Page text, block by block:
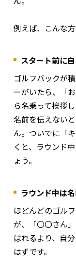
例えば、こんな方
スタート前に
ゴルフバックが
ーがいたら、「
ら名乗って挨拶
名前を伝えない
ん。ついでに「
くと、ラウンド
ょう。
ラウンド中は
ほどんどのゴル
が、「〇〇さん
ばれるより、自
はずです。